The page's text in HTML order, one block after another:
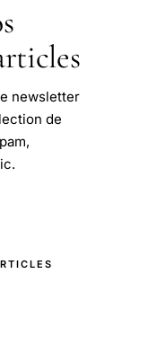
newsletter
de